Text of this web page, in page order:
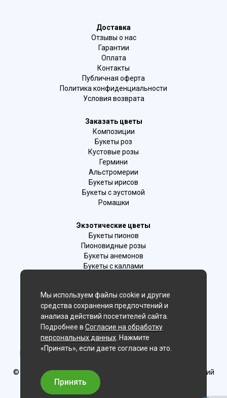
Доставка
Отзывы о нас
Гарантии
Оплата
Контакты
Публичная оферта
Политика конфиденциальности
Условия возврата
Заказать цветы
Композиции
Букеты роз
Кустовые розы
Гермини
Альстромерии
Букеты ирисов
Букеты с эустомой
Ромашки
Экзотические цветы
Букеты пионов
Пионовидные розы
Букеты анемонов
Букеты с каллами
Лаванда
Гиацинты
Мы в соц. сетях:
Новосибирск, 2-й Бронный пер., 28/1 (цветочный салон)
© Delaflor - доставка цветов, 2012-2026
ИП Рыжков Евгений
Вячеславович
ИНН 540409481687 ОГРН 325547600130383
Мы используем файлы cookie и другие
средства сохранения предпочтений и
анализа действий посетителей сайта.
Подробнее в Согласие на обработку
персональных данных . Нажмите
«Принять», если даете согласие на это.
Принять